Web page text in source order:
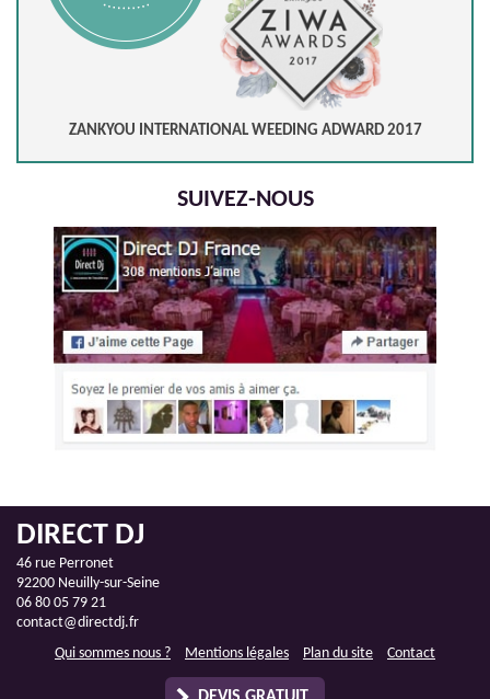
ZANKYOU INTERNATIONAL WEEDING ADWARD 2017
SUIVEZ-NOUS
DIRECT DJ
46 rue Perronet
92200 Neuilly-sur-Seine
06 80 05 79 21
contact@directdj.fr
Qui sommes nous ?
Mentions légales Plan du site Contact